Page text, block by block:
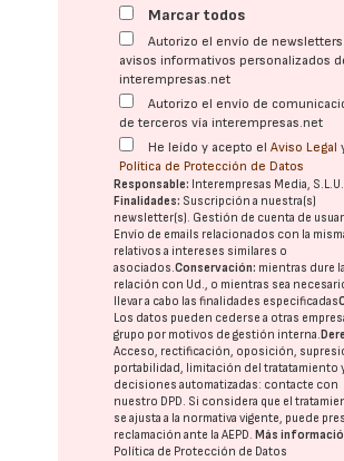
Marcar todos
Autorizo el envío de
avisos informativos personalizados
interempresas.net
Autorizo el envío de
de terceros vía interempresas.net
He leído y acepto elAviso Legal
Política de Protección de Datos
Responsable: Interempresas Media, S.L.U.
Finalidades: Suscripción a nuestra(s)
newsletter(s). Gestión de cuenta de
Envío de emails relacionados con la
relativos a intereses similares o
asociados.Conservación: mientras dure la
relación con Ud., o mientras sea
llevar a cabo las finalidades especificadas
Los datos pueden cederse a otras
grupo por motivos de gestión interna.
Acceso, rectificación, oposición,
portabilidad, limitación del tratatamiento
decisiones automatizadas: contacte con
nuestro DPD. Si considera que el
se ajusta a la normativa vigente, puede
reclamación ante laAEPD.Más
Política de Protección de Datos